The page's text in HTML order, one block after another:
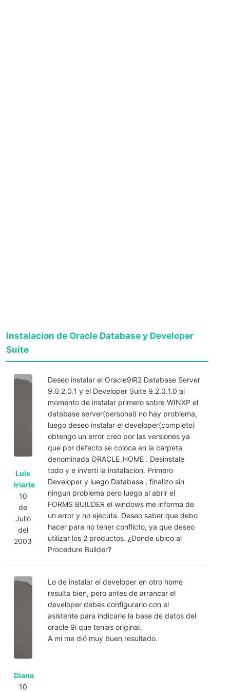
Instalacion de Oracle Database y Developer
Suite
Luis
Iriarte
10
de
Julio
del
2003
Deseo instalar el Oracle9iR2 Database Server
9.0.2.0.1 y el Developer Suite 9.2.0.1.0 al
momento de instalar primero sobre WINXP el
database server(personal) no hay problema,
luego deseo instalar el developer(completo)
obtengo un error creo por las versiones ya
que por defecto se coloca en la carpeta
denominada ORACLE_HOME . Desinstale
todo y e inverti la instalacion. Primero
Developer y luego Database , finalizo sin
ningun problema pero luego al abrir el
FORMS BUILDER el windows me informa de
un error y no ejecuta. Deseo saber que debo
hacer para no tener conflicto, ya que deseo
utilizar los 2 productos. ¿Donde ubico al
Procedure Builder?
Diana
10
Lo de instalar el developer en otro home
resulta bien, pero antes de arrancar el
developer debes configurarlo con el
asistente para indicarle la base de datos del
oracle 9i que tenias original.
A mi me dió muy buen resultado.